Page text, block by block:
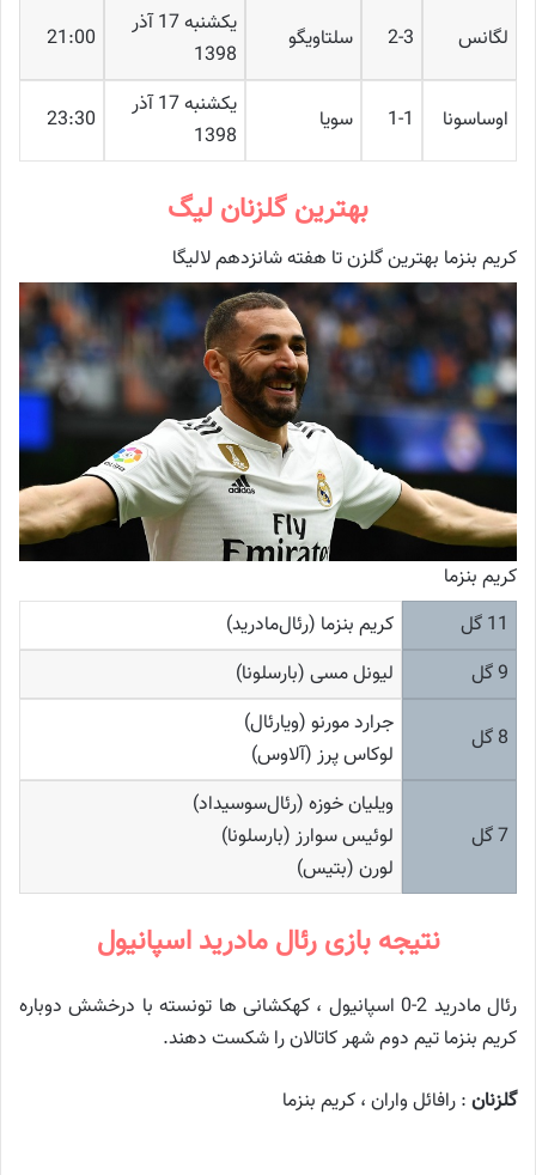
لگانس 2-3 سلتاویگو
یکشنبه 17 آذر
1398
21:00
اوساسونا 1-1 سویا
یکشنبه 17 آذر
1398
23:30
بهترین گلزنان لیگ
کریم بنزما بهترین گلزن تا هفته شانزدهم لالیگا
کریم بنزما
11 گل
کریم بنزما (رئال‌مادرید)
9 گل
لیونل مسی (بارسلونا)
8 گل
جرارد مورنو (ویارئال)
لوکاس پرز (آلاوس)
7 گل
ویلیان خوزه (رئال‌سوسیداد)
لوئیس سوارز (بارسلونا)
لورن (بتیس)
نتیجه بازی رئال مادرید اسپانیول
رئال مادرید 2-0 اسپانیول ، کهکشانی ها تونسته با درخشش دوباره
کریم بنزما تیم دوم شهر کاتالان را شکست دهند.
گلزنان : رافائل واران ، کریم بنزما